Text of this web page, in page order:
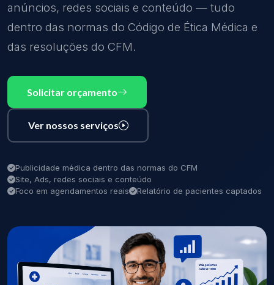
anúncios, redes sociais e conteúdo — tudo
dentro das normas do Código de Ética Médica e
das resoluções do CFM.
Solicitar orçamento
Ver nossos serviços
Publicidade médica dentro das normas do CFM
Site, Ads, redes sociais e conteúdo
Foco em agendamentos reais
Relatório de pacientes captados